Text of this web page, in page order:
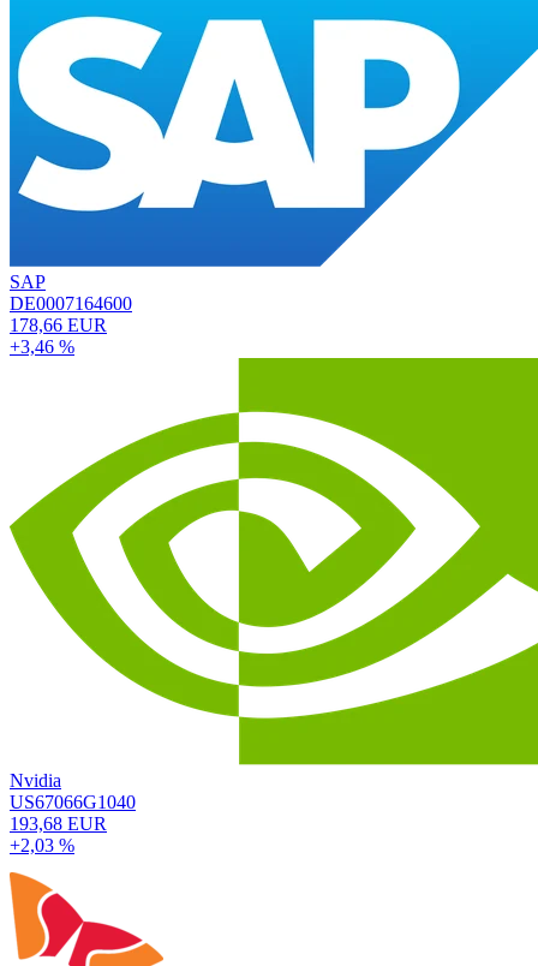
SAP
DE0007164600
178,66 EUR
+3,46 %
Nvidia
US67066G1040
193,68 EUR
+2,03 %